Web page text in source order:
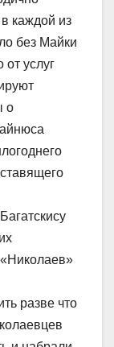
каждой из
без Майки
от услуг
о
разве что